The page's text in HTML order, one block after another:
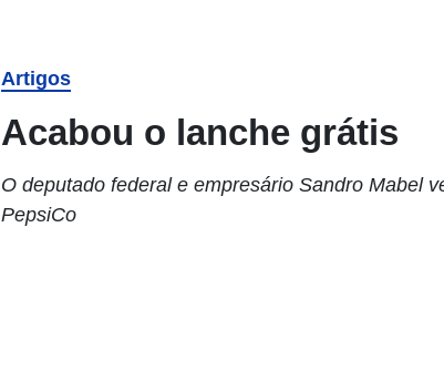
Artigos
Acabou o lanche grátis
O deputado federal e empresário Sandro Mabel
PepsiCo